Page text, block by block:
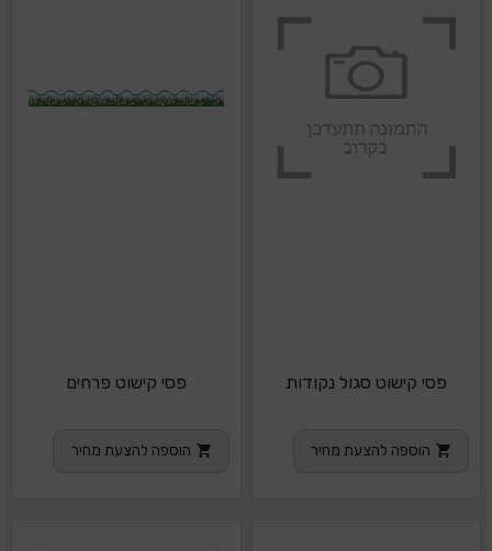
פסי קישוט סגול נקודות
הוספה להצעת מחיר
פסי קישוט פרחים
הוספה להצעת מחיר